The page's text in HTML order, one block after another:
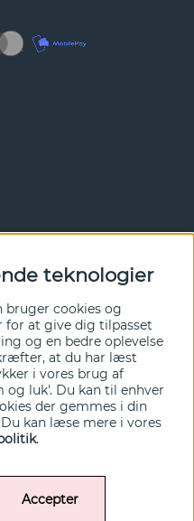
herunder.
Ja tak!
teknologier
bruger cookies og
at give dig tilpasset
og en bedre oplevelse
at du har læst
i vores brug af
og luk'. Du kan til enhver
der gemmes i din
kan læse mere i vores
.
Accepter